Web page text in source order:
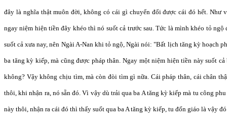
đây là nghĩa thật muôn đời, không có cái gì chuyển đổi được cái đó hết. Như
ngay niệm hiện tiền đây khéo thì nó suốt cả trước sau. Tức là mình khéo tỏ
suốt cả xưa nay, nên Ngài A-Nan khi tỏ ngộ, Ngài nói: "Bất lịch tăng kỳ hoạch
ba tăng kỳ kiếp, mà cũng được pháp thân. Ngay một niệm hiện tiền này suốt
không? Vậy không chịu tìm, mà còn đòi tìm gì nữa. Cái pháp thân, cái chân
thôi, khi nhận ra, nó sẵn đó. Vì vậy dù trải qua ba A tăng kỳ kiếp mà tu công
này thôi, nhận ra cái đó thì thấy suốt qua ba A tăng kỳ kiếp, tu đốn giáo là vậy